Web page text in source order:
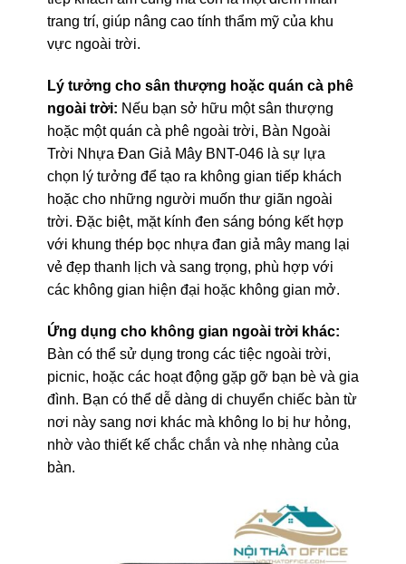
trang trí, giúp nâng cao tính thẩm mỹ của khu
vực ngoài trời.
Lý tưởng cho sân thượng hoặc quán cà phê
ngoài trời: Nếu bạn sở hữu một sân thượng
hoặc một quán cà phê ngoài trời, Bàn Ngoài
Trời Nhựa Đan Giả Mây BNT-046 là sự lựa
chọn lý tưởng để tạo ra không gian tiếp khách
hoặc cho những người muốn thư giãn ngoài
trời. Đặc biệt, mặt kính đen sáng bóng kết hợp
với khung thép bọc nhựa đan giả mây mang lại
vẻ đẹp thanh lịch và sang trọng, phù hợp với
các không gian hiện đại hoặc không gian mở.
Ứng dụng cho không gian ngoài trời khác:
Bàn có thể sử dụng trong các tiệc ngoài trời,
picnic, hoặc các hoạt động gặp gỡ bạn bè và gia
đình. Bạn có thể dễ dàng di chuyển chiếc bàn từ
nơi này sang nơi khác mà không lo bị hư hỏng,
nhờ vào thiết kế chắc chắn và nhẹ nhàng của
bàn.